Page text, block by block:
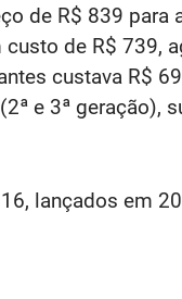
de R$ 839 para
de R$ 739,
custava R$
e 3ª geração),
lançados em